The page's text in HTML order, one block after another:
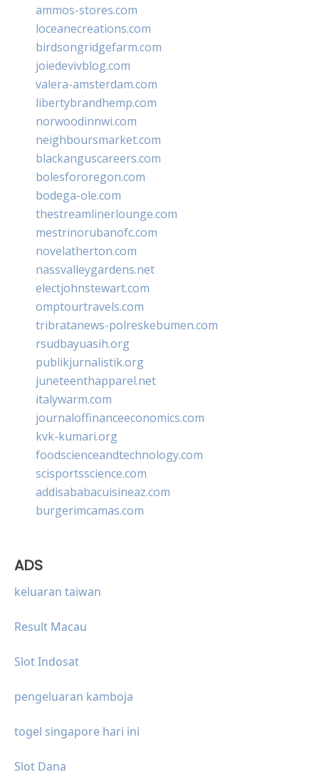
ammos-stores.com
loceanecreations.com
birdsongridgefarm.com
joiedevivblog.com
valera-amsterdam.com
libertybrandhemp.com
norwoodinnwi.com
neighboursmarket.com
blackanguscareers.com
bolesfororegon.com
bodega-ole.com
thestreamlinerlounge.com
mestrinorubanofc.com
novelatherton.com
nassvalleygardens.net
electjohnstewart.com
omptourtravels.com
tribratanews-polreskebumen.com
rsudbayuasih.org
publikjurnalistik.org
juneteenthapparel.net
italywarm.com
journaloffinanceeconomics.com
kvk-kumari.org
foodscienceandtechnology.com
scisportsscience.com
addisababacuisineaz.com
burgerimcamas.com
ADS
keluaran taiwan
Result Macau
Slot Indosat
pengeluaran kamboja
togel singapore hari ini
Slot Dana